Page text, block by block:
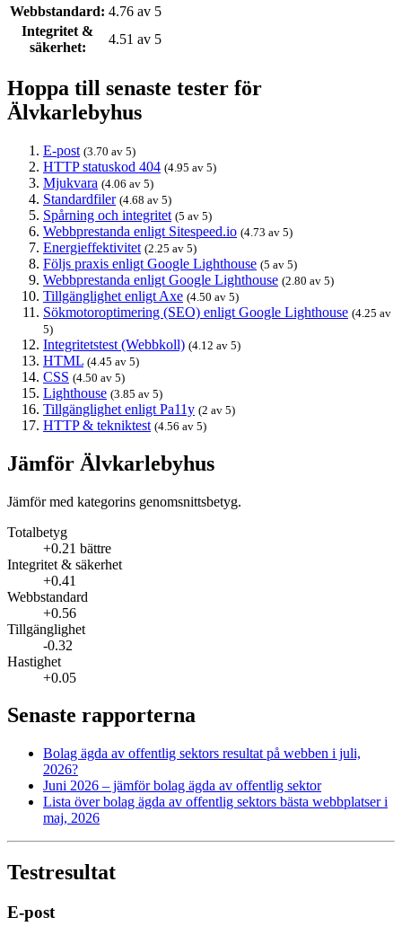
Webbstandard: 4.76 av 5
Integritet &
säkerhet:
4.51 av 5
Hoppa till senaste tester för
Älvkarlebyhus
E-post (3.70 av 5)
HTTP statuskod 404 (4.95 av 5)
Mjukvara (4.06 av 5)
Standardfiler (4.68 av 5)
Spårning och integritet (5 av 5)
Webbprestanda enligt Sitespeed.io (4.73 av 5)
Energieffektivitet (2.25 av 5)
Följs praxis enligt Google Lighthouse (5 av 5)
Webbprestanda enligt Google Lighthouse (2.80 av 5)
Tillgänglighet enligt Axe (4.50 av 5)
Sökmotoroptimering (SEO) enligt Google Lighthouse (4.25 av
5)
Integritetstest (Webbkoll) (4.12 av 5)
HTML (4.45 av 5)
CSS (4.50 av 5)
Lighthouse (3.85 av 5)
Tillgänglighet enligt Pa11y (2 av 5)
HTTP & tekniktest (4.56 av 5)
Jämför Älvkarlebyhus
Jämför med kategorins genomsnittsbetyg.
Totalbetyg
+0.21 bättre
Integritet & säkerhet
+0.41
Webbstandard
+0.56
Tillgänglighet
-0.32
Hastighet
+0.05
Senaste rapporterna
Bolag ägda av offentlig sektors resultat på webben i juli,
2026?
Juni 2026 – jämför bolag ägda av offentlig sektor
Lista över bolag ägda av offentlig sektors bästa webbplatser i
maj, 2026
Testresultat
E-post